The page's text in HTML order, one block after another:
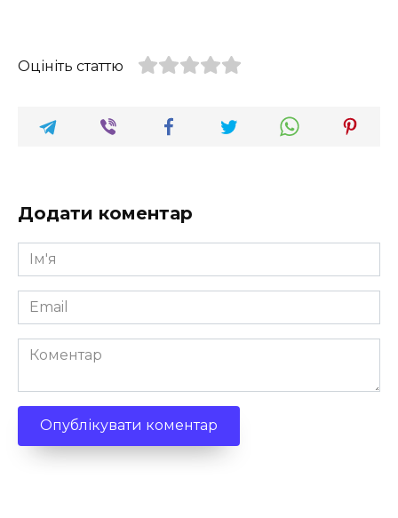
Оцініть статтю
Додати коментар
Ім'я
*
Email
*
Коментар